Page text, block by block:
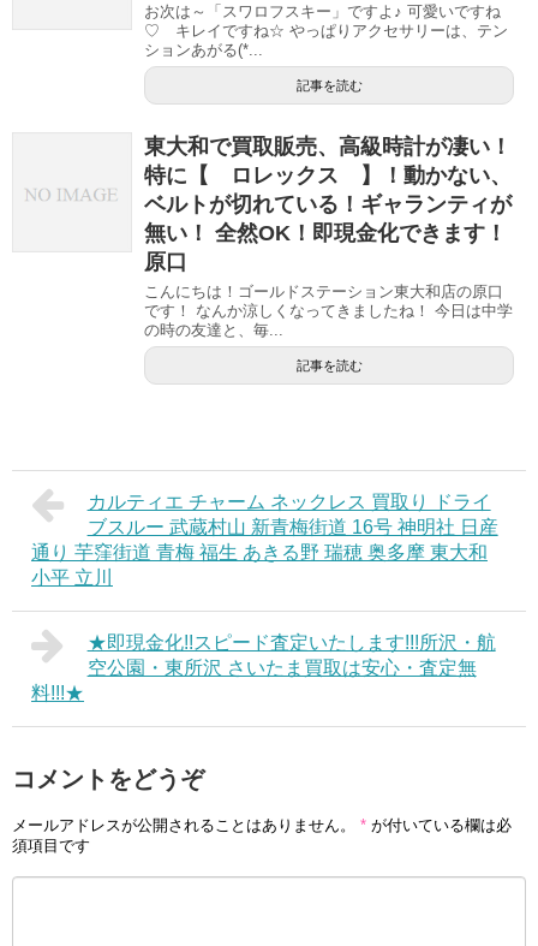
お次は～「スワロフスキー」ですよ♪ 可愛いですね
♡ キレイですね☆ やっぱりアクセサリーは、テン
ションあがる(*...
記事を読む
東大和で買取販売、高級時計が凄い！
特に【 ロレックス 】！動かない、
ベルトが切れている！ギャランティが
無い！ 全然OK！即現金化できます！
原口
こんにちは！ゴールドステーション東大和店の原口
です！ なんか涼しくなってきましたね！ 今日は中学
の時の友達と、毎...
記事を読む
カルティエ チャーム ネックレス 買取り ドライ
ブスルー 武蔵村山 新青梅街道 16号 神明社 日産
通り 芋窪街道 青梅 福生 あきる野 瑞穂 奥多摩 東大和
小平 立川
★即現金化!!スピード査定いたします!!!所沢・航
空公園・東所沢 さいたま買取は安心・査定無
料!!!★
コメントをどうぞ
メールアドレスが公開されることはありません。 * が付いている欄は必
須項目です